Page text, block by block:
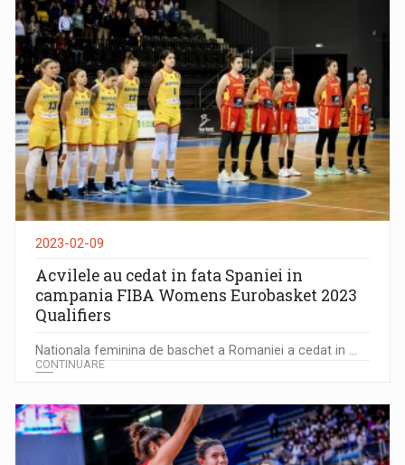
2023-02-09
Acvilele au cedat in fata Spaniei in
campania FIBA Womens Eurobasket 2023
Qualifiers
Nationala feminina de baschet a Romaniei a cedat in ...
CONTINUARE